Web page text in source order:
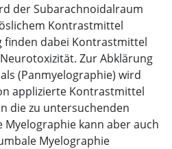
der Subarachnoidalraum
Kontrastmittel
finden dabei Kontrastmittel
Zur Abklärung
(Panmyelographie) wird
applizierte Kontrastmittel
die zu untersuchenden
kann aber auch
Myelographie